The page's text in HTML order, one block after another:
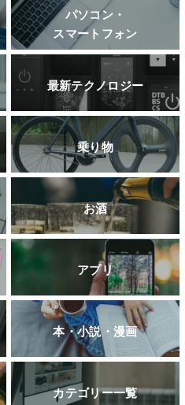
パソコン・
スマートフォン
最新テクノロジー
乗り物
お酒
アプリ
本・小説・漫画
カテゴリー一覧